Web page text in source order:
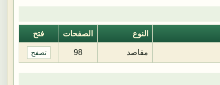
النوع الصفحات فتح
مقاصد 98 تصفح